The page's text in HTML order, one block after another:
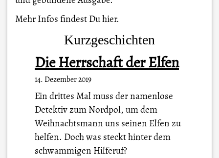
Mehr Infos findest Duhier.
Kurzgeschichten
Die Herrschaft der Elfen
14. Dezember 2019
Ein drittes Mal muss der namenlose
Detektiv zum Nordpol, um dem
Weihnachtsmann uns seinen Elfen zu
helfen. Doch was steckt hinter dem
schwammigen Hilferuf?